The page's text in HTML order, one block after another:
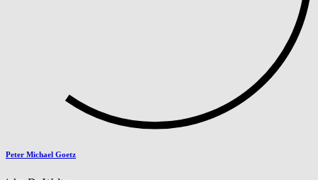
Peter Michael Goetz